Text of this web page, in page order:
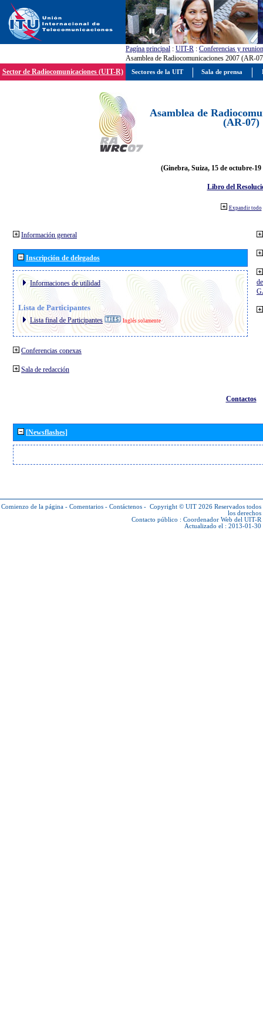
Pagína principal : UIT-R : Conferencias y
Asamblea de Radiocomunicaciones 2007 (AR-
Sector de Radiocomunicaciones (UIT-R)
Asamblea de
(AR-07)
(Ginebra, Suiza, 15 de octubre-19
Libro del
Expandir todo
Información general
Inscripción de delegados
Informaciones de utilidad
Lista de Participantes
Lista final de Participantes Inglés solamente
Conferencias conexas
Sala de redacción
Contactos
[Newsflashes]
Comienzo de la página - Comentarios - Contáctenos - Copyright © UIT 2026 Reservados todos
los derechos
Contacto público : Coordenador Web del UIT-R
Actualizado el : 2013-01-30
Sectores de la UIT Sala de prensa